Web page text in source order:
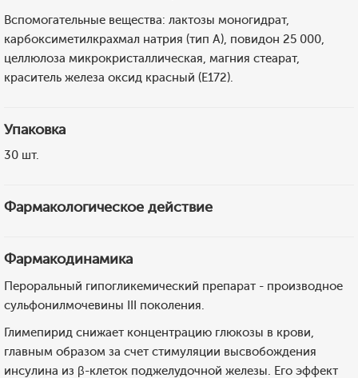
Вспомогательные вещества: лактозы моногидрат,
карбоксиметилкрахмал натрия (тип А), повидон 25 000,
целлюлоза микрокристаллическая, магния стеарат,
краситель железа оксид красный (Е172).
Упаковка
30 шт.
Фармакологическое действие
Фармакодинамика
Пероральный гипогликемический препарат - производное
сульфонилмочевины III поколения.
Глимепирид снижает концентрацию глюкозы в крови,
главным образом за счет стимуляции высвобождения
инсулина из β-клеток поджелудочной железы. Его эффект